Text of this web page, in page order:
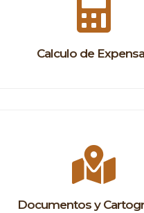
Calculo de
Documentos y